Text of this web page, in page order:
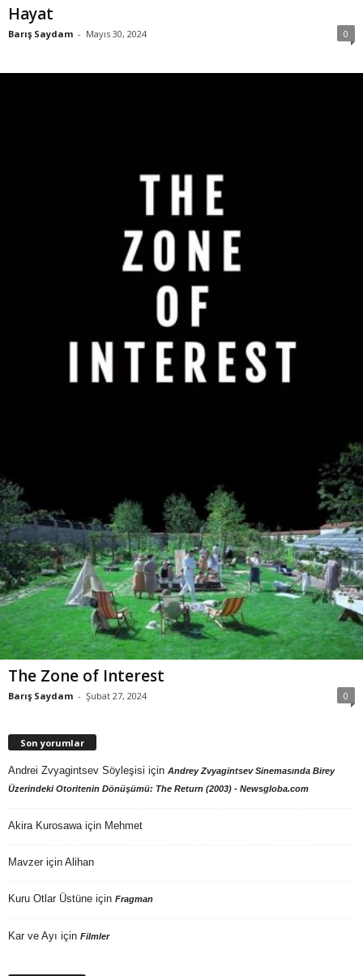
Hayat
Barış Saydam - Mayıs 30, 2024 0
The Zone of Interest
Barış Saydam - Şubat 27, 2024 0
Son yorumlar
Andrei Zvyagintsev Söyleşisi için Andrey Zvyagintsev Sinemasında Birey
Üzerindeki Otoritenin Dönüşümü: The Return (2003) - Newsgloba.com
Akira Kurosawa için Mehmet
Mavzer için Alihan
Kuru Otlar Üstüne için Fragman
Kar ve Ayı için Filmler